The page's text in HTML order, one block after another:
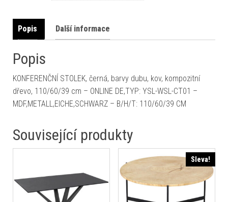
Popis Další informace
Popis
KONFERENČNÍ STOLEK, černá, barvy dubu, kov, kompozitní
dřevo, 110/60/39 cm – ONLINE DE,TYP: YSL-WSL-CT01 –
MDF,METALL,EICHE,SCHWARZ – B/H/T: 110/60/39 CM
Související produkty
Sleva!